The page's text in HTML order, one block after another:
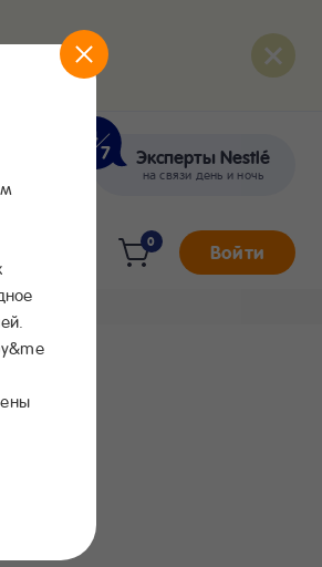
Эксперты Nestlé
на связи день и ночь
0 Войти